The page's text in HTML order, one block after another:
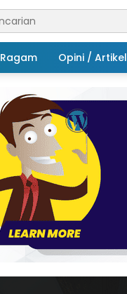
Ragam Opini / Artikel